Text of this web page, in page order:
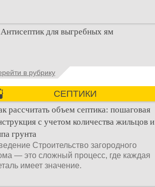
Очистка канализационного стока или
выгребной ямой всегда являлась не
Антисептик для выгребных ям
Общие сведения об антисептиках
Антисептик для выгребных ям – это
специальные препараты, которые
в рубрику
СЕПТИКИ
рассчитать объем септика: пошаговая
с учетом количества жильцов и
грунта
Строительство загородного
— это сложный процесс, где каждая
имеет значение.